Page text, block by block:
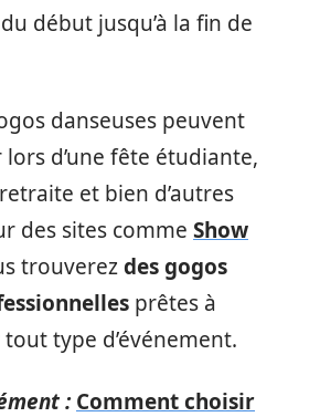
début jusqu’à la fin de
danseuses peuvent
d’une fête étudiante,
et bien d’autres
des sites comme Show
trouverezdes gogos
prêtes à
type d’événement.
: Comment choisir